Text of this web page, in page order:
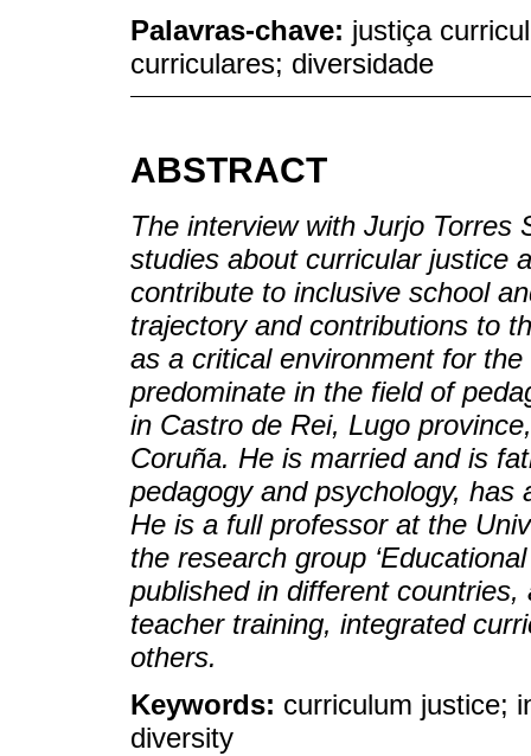
Palavras-chave: justiça
curriculares; diversidade
ABSTRACT
The interview with Jurjo Torres
studies about curricular justice
contribute to inclusive school
trajectory and contributions to
as a critical environment for
predominate in the field of
in Castro de Rei, Lugo
Coruña. He is married and is
pedagogy and psychology,
He is a full professor at the
the research group
published in different
teacher training, integrated
others.
Keywords: curriculum justice;
diversity